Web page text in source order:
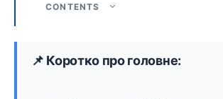
CONTENTS
📌 Коротко про головне: